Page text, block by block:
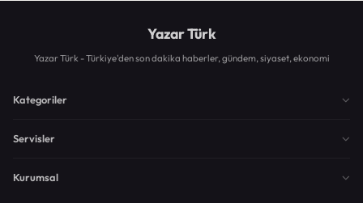
Yazar Türk
Yazar Türk - Türkiye'den son dakika haberler, gündem, siyaset, ekonomi
Kategoriler
Servisler
Kurumsal